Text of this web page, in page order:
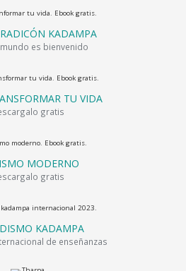
KADAMPA
es bienvenido
TU VIDA
gratis
MODERNO
gratis
KADAMPA
de enseñanzas